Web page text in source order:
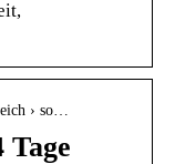
› so…
Tage